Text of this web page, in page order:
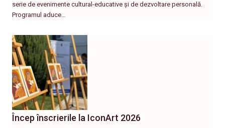
serie de evenimente cultural-educative și de dezvoltare personală.
Programul aduce…
Încep înscrierile la IconArt 2026